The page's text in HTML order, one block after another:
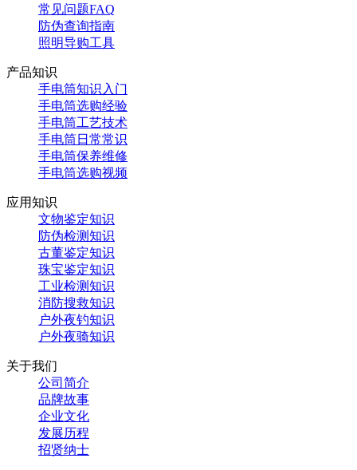
常见问题FAQ
防伪查询指南
照明导购工具
产品知识
手电筒知识入门
手电筒选购经验
手电筒工艺技术
手电筒日常常识
手电筒保养维修
手电筒选购视频
应用知识
文物鉴定知识
防伪检测知识
古董鉴定知识
珠宝鉴定知识
工业检测知识
消防搜救知识
户外夜钓知识
户外夜骑知识
关于我们
公司简介
品牌故事
企业文化
发展历程
招贤纳士